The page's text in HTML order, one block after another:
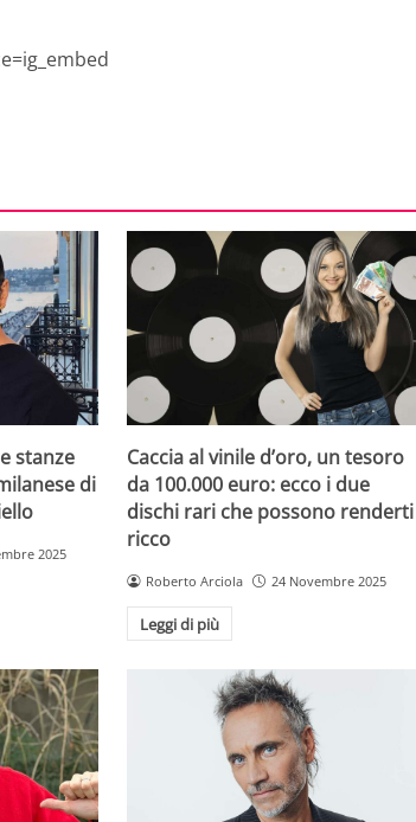
stanze
di
2025
Caccia al vinile d’oro, un tesoro
da 100.000 euro: ecco i due
dischi rari che possono renderti
ricco
Roberto Arciola 24 Novembre 2025
Leggi di più